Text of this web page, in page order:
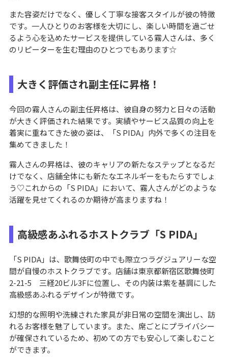
また容姿だけでなく、優しく丁寧な接客スタイルが彼の特徴
です。一人ひとりのお客様を大切にし、楽しい時間を過ごせ
るよう心を込めたサービスを提供している霧人さんは、多く
のリピーターを生む理由のひとつでもあります☆
大きく評価され副主任に昇格！
今回の霧人さんの副主任昇格は、彼自身の努力と日々の活動
が大きく評価された結果です。実績やサービス品質の向上を
着実に重ねてきた彼の姿は、「S PIDA」内外で多くの注目を
集めてきました！
霧人さんの昇格は、彼のキャリアの新たなステップとなるだ
けでなく、店舗全体にも新たなエネルギーをもたらすでしょ
う♡これからの「S PIDA」において、霧人さんがどのような
活躍を見せてくれるのか期待が高まりますね！
高級感あふれるホストクラブ「S PIDA」
「S PIDA」は、歌舞伎町の中でも際立つラグジュアリーな空
間が自慢のホストクラブです。店舗は東京都新宿区歌舞伎町
2-21-5 三経20ビル3Fに位置し、その内装は紫を基調にした
高級感あふれるデザインが特徴です。
幻想的な照明や洗練された家具が非日常の空間を演出し、訪
れるお客様を魅了しています。また、席ごとにプライバシー
が確保されているため、初めての方でも安心して楽しむこと
ができます。